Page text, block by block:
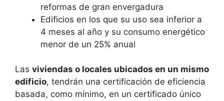
reformas de gran envergadura
Edificios en los que su uso sea inferior a
4 meses al año y su consumo energético
menor de un 25% anual
Las viviendas o locales ubicados en un mismo
edificio, tendrán una certificación de eficiencia
basada, como mínimo, en un certificado único